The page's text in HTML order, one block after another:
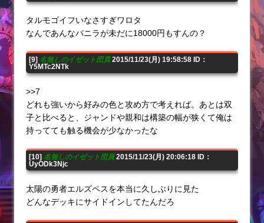
タルモゴイフいなさすぎワロタ
なんであんなバニラが未だに18000円もすんの？
[9] 名無しのイゼット団員2015/11/23(月) 19:58:58 ID：
Y5MTc2NTk
>>7
どれも強いから好みの色と攻め方で考えれば。あとは双
子と比べると、ジャンドや親和は構築の幅が狭くて俺は
持ってても触る機会が少なかったな
[10] 名無しのイゼット団員2015/11/23(月) 20:06:18 ID：
UyODk3Njc
太陽の勇者エルズペスを本当に久しぶりに見た
どんなデッキにサイドインしてたんだろ